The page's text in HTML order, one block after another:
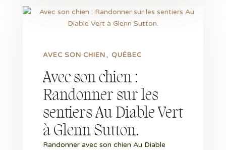
Avec son chien :
Randonner sur les
sentiers Au Diable Vert
à Glenn Sutton.
AVEC SON CHIEN QUÉBEC
Randonner avec son chien Au Diable